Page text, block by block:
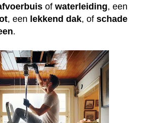
of waterleiding, een
, een lekkend dak, of schade
.